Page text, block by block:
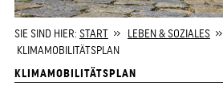
SIE SIND HIER: START» LEBEN & SOZIALES»
KLIMAMOBILITÄTSPLAN
KLIMAMOBILITÄTSPLAN